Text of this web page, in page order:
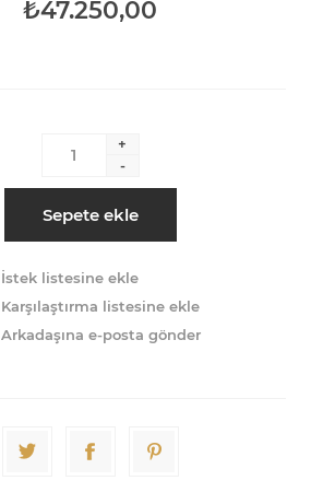
₺47.250,00
+
-
Sepete ekle
İstek listesine ekle
Karşılaştırma listesine ekle
Arkadaşına e-posta gönder